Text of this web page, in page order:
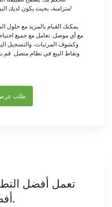
متزامنة، بحيث يكون لديك البيانات التي تحتاجها، حيث تحتاج إليها!
يمكنك القيام بالمزيد مع حلول
مع أي موصل. تعامل مع جميع
وكشوف المرتبات، والتسجيل
ونقاط البيع في نظام متصل. قم
طلب
تعمل أفضل
أفضل.